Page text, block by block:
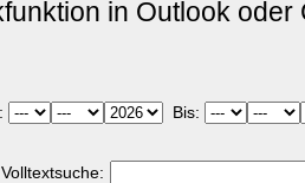
in Outlook oder
Bis:
Volltextsuche: